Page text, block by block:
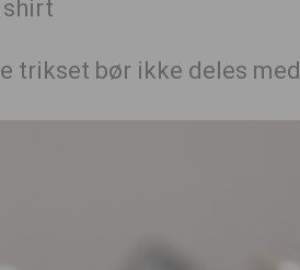
trikset bør ikke deles med